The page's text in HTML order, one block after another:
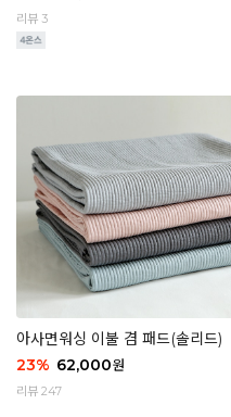
리뷰 3
아사면워싱 이불 겸 패드(솔리드)
23% 62,000원
리뷰 247